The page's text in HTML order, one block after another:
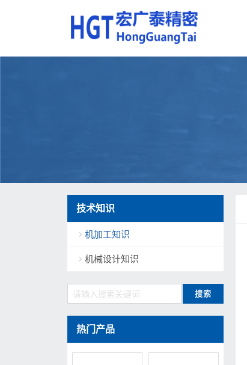
技术知识
机加工知识
机械设计知识
热门产品